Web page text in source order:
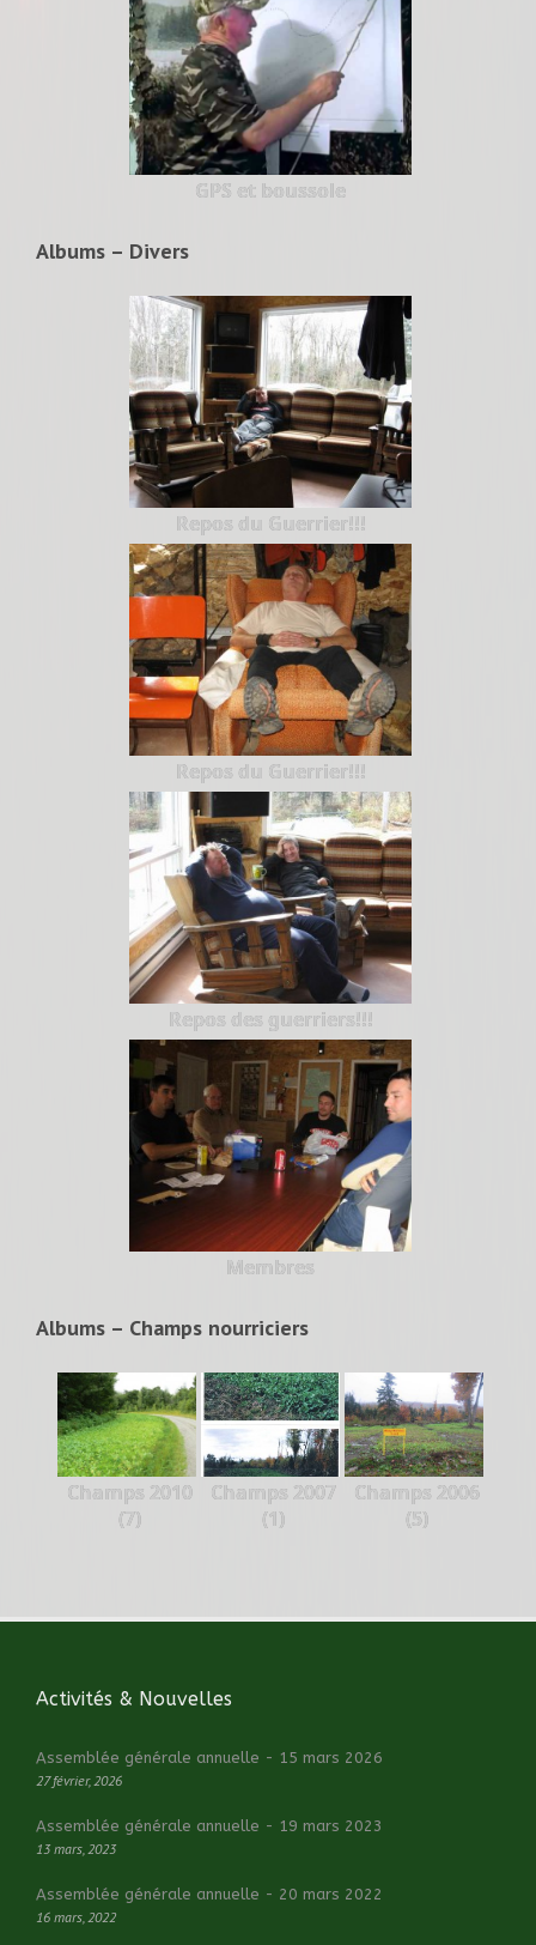
GPS et boussole
Albums – Divers
Repos du Guerrier!!!
Repos du Guerrier!!!
Repos des guerriers!!!
Membres
Albums – Champs nourriciers
Champs 2010
(7)
Champs 2007
(1)
Champs 2006
(5)
Activités & Nouvelles
Assemblée générale annuelle - 15 mars 2026
27 février, 2026
Assemblée générale annuelle - 19 mars 2023
13 mars, 2023
Assemblée générale annuelle - 20 mars 2022
16 mars, 2022